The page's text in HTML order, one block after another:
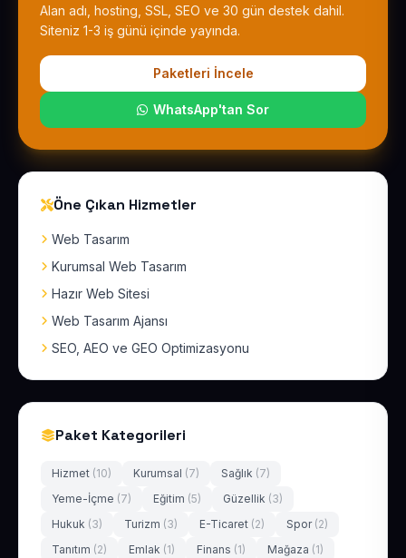
Alan adı, hosting, SSL, SEO ve 30 gün destek dahil.
Siteniz 1-3 iş günü içinde yayında.
Paketleri İncele
WhatsApp'tan Sor
Öne Çıkan Hizmetler
Web Tasarım
Kurumsal Web Tasarım
Hazır Web Sitesi
Web Tasarım Ajansı
SEO, AEO ve GEO Optimizasyonu
Paket Kategorileri
Hizmet (10) Kurumsal (7) Sağlık (7)
Yeme-İçme (7) Eğitim (5) Güzellik (3)
Hukuk (3) Turizm (3) E-Ticaret (2) Spor (2)
Tanıtım (2) Emlak (1) Finans (1) Mağaza (1)